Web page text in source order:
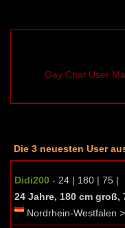
Gay Chat User
Die 3 neuesten User
Didi200 - 24 | 180 | 75 |
24 Jahre, 180 cm groß,
Nordrhein-Westfalen